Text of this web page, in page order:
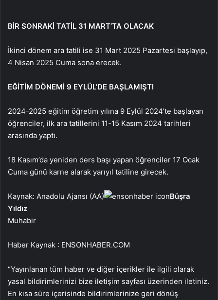
BİR SONRAKİ TATİL 31 MART’TA OLACAK
İkinci dönem ara tatili ise 31 Mart 2025 Pazartesi başlayıp,
4 Nisan 2025 Cuma sona erecek.
EĞİTİM DÖNEMİ 9 EYLÜL’DE BAŞLAMIŞTI
2024-2025 eğitim öğretim yılına 9 Eylül 2024’te başlayan
öğrenciler, ilk ara tatillerini 11-15 Kasım 2024 tarihleri
arasında yaptı.
18 Kasım’da yeniden ders başı yapan öğrenciler 17 Ocak
Cuma günü karne alarak yarıyıl tatiline girecek.
Kaynak: Anadolu Ajansı (AA)
Büşra
Yıldız
Muhabir
Haber Kaynak : ENSONHABER.COM
“Yayınlanan tüm haber ve diğer içerikler ile ilgili olarak
yasal bildirimlerinizi bize iletişim sayfası üzerinden iletiniz.
En kısa süre içerisinde bildirimlerinize geri dönüş